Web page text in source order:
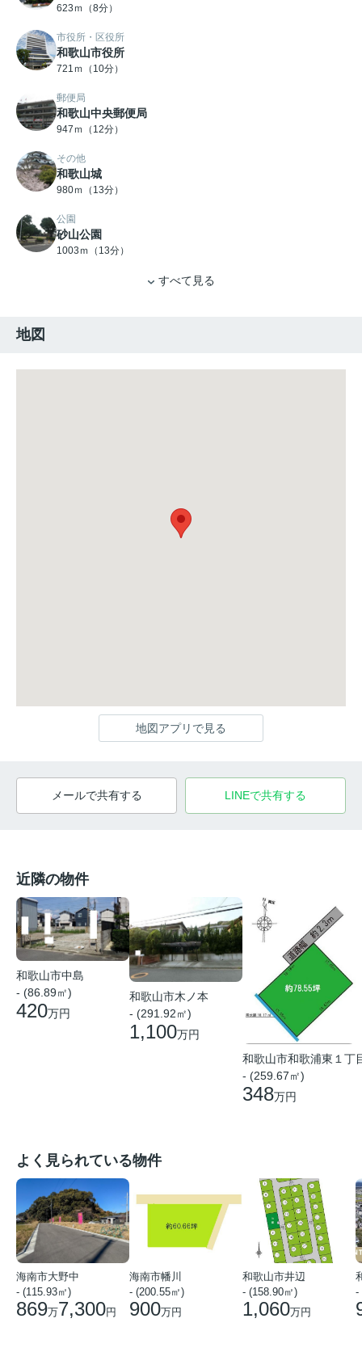
623ｍ（8分）
市役所・区役所
和歌山市役所
721ｍ（10分）
郵便局
和歌山中央郵便局
947ｍ（12分）
その他
和歌山城
980ｍ（13分）
公園
砂山公園
1003ｍ（13分）
すべて見る
地図
地図アプリで見る
メールで共有する LINEで共有する
近隣の物件
和歌山市中島
- (86.89㎡)
420万円
和歌山市木ノ本
- (291.92㎡)
1,100万円
和歌山市和歌浦東１丁
- (259.67㎡)
348万円
よく見られている物件
海南市大野中
- (115.93㎡)
869万7,300円
海南市幡川
- (200.55㎡)
900万円
和歌山市井辺
- (158.90㎡)
1,060万円
-